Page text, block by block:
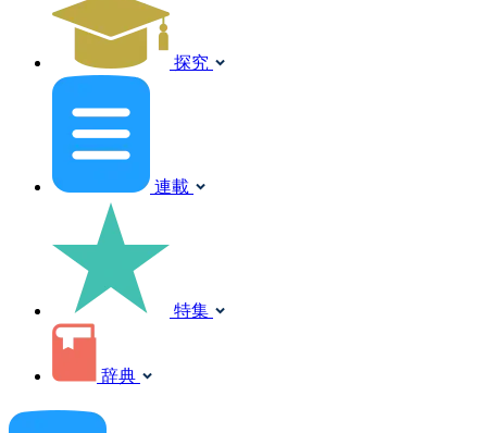
探究
連載
特集
辞典